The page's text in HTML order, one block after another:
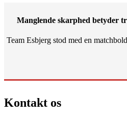
Manglende skarphed betyder
Team Esbjerg stod med en
Kontakt os